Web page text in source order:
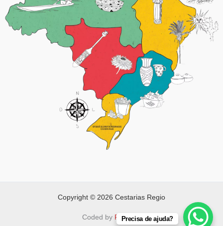
Copyright © 2026 Cestarias Regio
Coded by FAPNET
Precisa de ajuda?